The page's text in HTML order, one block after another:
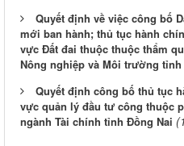
Quyết định về việc công bố
mới ban hành; thủ tục hành
vực Đất đai thuộc thuộc thẩm
Nông nghiệp và Môi trường
Quyết định công bố thủ tục
vực quản lý đầu tư công thuộc
ngành Tài chính tỉnh Đồng Nai